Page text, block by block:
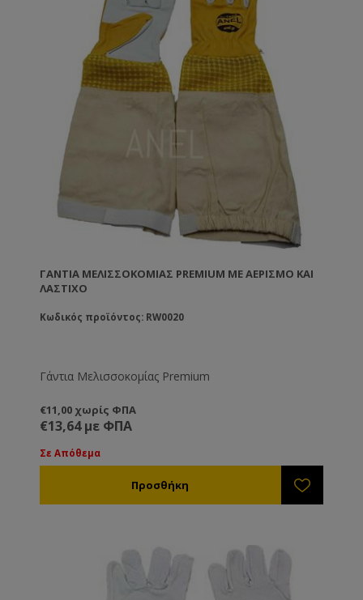
ΓΆΝΤΙΑ ΜΕΛΙΣΣΟΚΟΜΊΑΣ PREMIUM ΜΕ ΑΕΡΙΣΜΌ ΚΑΙ
ΛΆΣΤΙΧΟ
Κωδικός προϊόντος: RW0020
Γάντια Μελισσοκομίας Premium
€11,00 χωρίς ΦΠΑ
€13,64 με ΦΠΑ
Σε Απόθεμα